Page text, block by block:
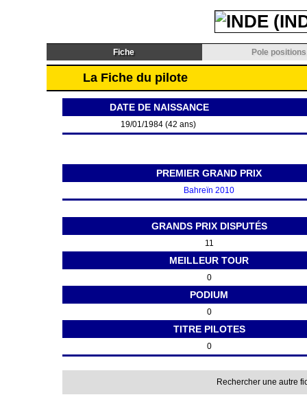
Fiche Pole positions
La Fiche du pilote
DATE DE NAISSANCE
19/01/1984 (42 ans)
PREMIER GRAND PRIX
Bahreïn 2010
GRANDS PRIX DISPUTÉS
11
MEILLEUR TOUR
0
PODIUM
0
TITRE PILOTES
0
Rechercher une autre